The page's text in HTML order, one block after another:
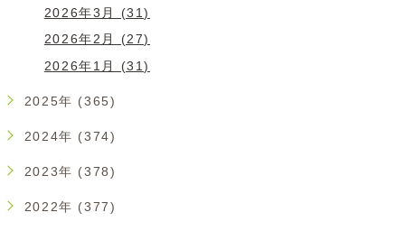
2026年3月 (31)
2026年2月 (27)
2026年1月 (31)
2025年 (365)
2024年 (374)
2023年 (378)
2022年 (377)